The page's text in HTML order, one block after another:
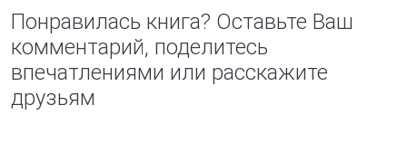
Понравилась книга? Оставьте Ваш
комментарий, поделитесь
впечатлениями или расскажите
друзьям